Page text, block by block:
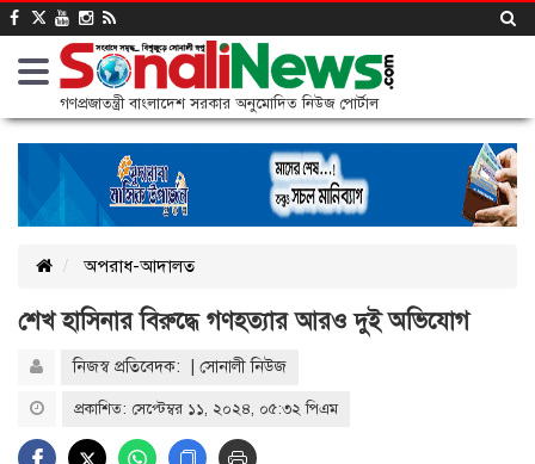
গণপ্রজাতন্ত্রী বাংলাদেশ সরকার অনুমোদিত নিউজ পোর্টাল
অপরাধ-আদালত
শেখ হাসিনার বিরুদ্ধে গণহত্যার আরও দুই অভিযোগ
নিজস্ব প্রতিবেদক: | সোনালী নিউজ
প্রকাশিত: সেপ্টেম্বর ১১, ২০২৪, ০৫:৩২ পিএম